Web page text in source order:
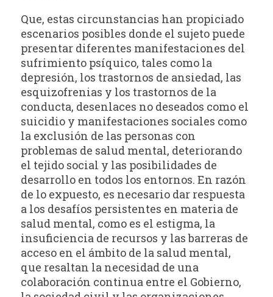
Que, estas circunstancias han propiciado
escenarios posibles donde el sujeto puede
presentar diferentes manifestaciones del
sufrimiento psíquico, tales como la
depresión, los trastornos de ansiedad, las
esquizofrenias y los trastornos de la
conducta, desenlaces no deseados como el
suicidio y manifestaciones sociales como
la exclusión de las personas con
problemas de salud mental, deteriorando
el tejido social y las posibilidades de
desarrollo en todos los entornos. En razón
de lo expuesto, es necesario dar respuesta
a los desafíos persistentes en materia de
salud mental, como es el estigma, la
insuficiencia de recursos y las barreras de
acceso en el ámbito de la salud mental,
que resaltan la necesidad de una
colaboración continua entre el Gobierno,